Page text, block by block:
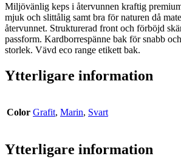
Miljövänlig keps i återvunnen kraftig
mjuk och slittålig samt bra för naturen då
återvunnet. Strukturerad front och förböjd
passform. Kardborrespänne bak för snabb
storlek. Vävd eco range etikett bak.
Ytterligare information
Color Grafit, Marin, Svart
Ytterligare information